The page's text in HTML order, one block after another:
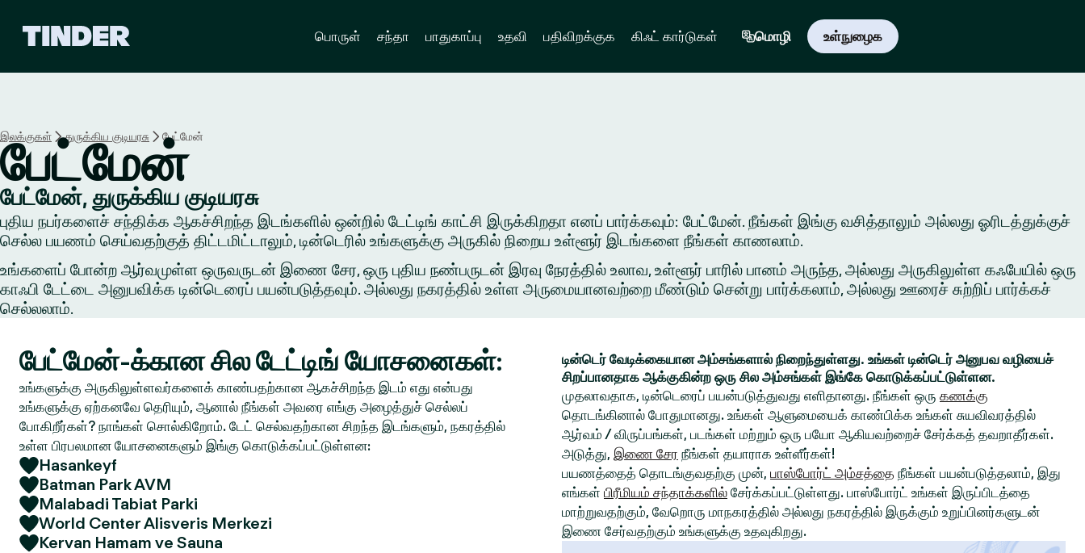
பொருள் சந்தா பாதுகாப்பு உதவி பதிவிறக்குக கிஃட் கார்டுகள் மொழி உள்நுழைக
இலக்குகள் துருக்கிய குடியரசு பேட்மேன்
பேட்மேன்
பேட்மேன், துருக்கிய குடியரசு
புதிய நபர்களைச் சந்திக்க ஆகச்சிறந்த இடங்களில் ஒன்றில் டேட்டிங் காட்சி இருக்கிறதா எனப் பார்க்கவும்: பேட்மேன். நீங்கள் இங்கு வசித்தாலும் அல்லது ஓரிடத்துக்குச்
செல்ல பயணம் செய்வதற்குத் திட்டமிட்டாலும், டின்டெரில் உங்களுக்கு அருகில் நிறைய உள்ளூர் இடங்களை நீங்கள் காணலாம்.
உங்களைப் போன்ற ஆர்வமுள்ள ஒருவருடன் இணை சேர, ஒரு புதிய நண்பருடன் இரவு நேரத்தில் உலாவ, உள்ளூர் பாரில் பானம் அருந்த, அல்லது அருகிலுள்ள கஃபேயில் ஒரு
காஃபி டேட்டை அனுபவிக்க டின்டெரைப் பயன்படுத்தவும். அல்லது நகரத்தில் உள்ள அருமையானவற்றை மீண்டும் சென்று பார்க்கலாம், அல்லது ஊரைச் சுற்றிப் பார்க்கச்
செல்லலாம்.
பேட்மேன்-க்கான சில டேட்டிங் யோசனைகள்:
உங்களுக்கு அருகிலுள்ளவர்களைக் காண்பதற்கான ஆகச்சிறந்த இடம் எது என்பது
உங்களுக்கு ஏற்கனவே தெரியும், ஆனால் நீங்கள் அவரை எங்கு அழைத்துச் செல்லப்
போகிறீர்கள்? நாங்கள் சொல்கிறோம். டேட் செல்வதற்கான சிறந்த இடங்களும், நகரத்தில்
உள்ள பிரபலமான யோசனைகளும் இங்கு கொடுக்கப்பட்டுள்ளன:
Hasankeyf
Batman Park AVM
Malabadi Tabiat Parki
World Center Alisveris Merkezi
Kervan Hamam ve Sauna
டின்டெர் வேடிக்கையான அம்சங்களால் நிறைந்துள்ளது. உங்கள் டின்டெர் அனுபவ வழியைச்
சிறப்பானதாக ஆக்குகின்ற ஒரு சில அம்சங்கள் இங்கே கொடுக்கப்பட்டுள்ளன.
முதலாவதாக, டின்டெரைப் பயன்படுத்துவது எளிதானது. நீங்கள் ஒரு கணக்கு
தொடங்கினால் போதுமானது. உங்கள் ஆளுமையைக் காண்பிக்க உங்கள் சுயவிவரத்தில்
ஆர்வம் / விருப்பங்கள், படங்கள் மற்றும் ஒரு பயோ ஆகியவற்றைச் சேர்க்கத் தவறாதீர்கள்.
அடுத்து, இணை சேர நீங்கள் தயாராக உள்ளீர்கள்!
பயணத்தைத் தொடங்குவதற்கு முன், பாஸ்போர்ட் அம்சத்தை நீங்கள் பயன்படுத்தலாம், இது
எங்கள் பிரீமியம் சந்தாக்களில் சேர்க்கப்பட்டுள்ளது. பாஸ்போர்ட் உங்கள் இருப்பிடத்தை
மாற்றுவதற்கும், வேறொரு மாநகரத்தில் அல்லது நகரத்தில் இருக்கும் உறுப்பினர்களுடன்
இணை சேர்வதற்கும் உங்களுக்கு உதவுகிறது.